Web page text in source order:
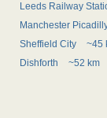
Leeds Railway
Manchester
Sheffield City
~45
Dishforth
~52 km